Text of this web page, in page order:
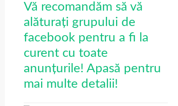
Vă recomandăm să vă
alăturați grupului de
facebook pentru a fi la
curent cu toate
anunțurile! Apasă pentru
mai multe detalii!